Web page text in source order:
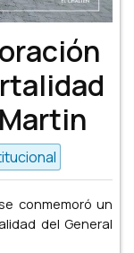
conmemoró un
del General